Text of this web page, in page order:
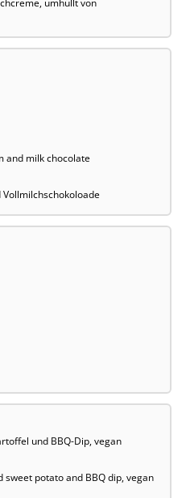
umhüllt von
and milk chocolate
und BBQ-Dip, vegan
potato and BBQ dip, vegan